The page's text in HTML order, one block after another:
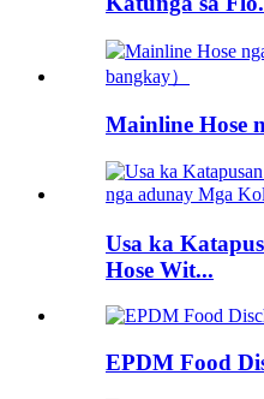
Mainline Hose
Usa ka
Hose Wit...
EPDM Food